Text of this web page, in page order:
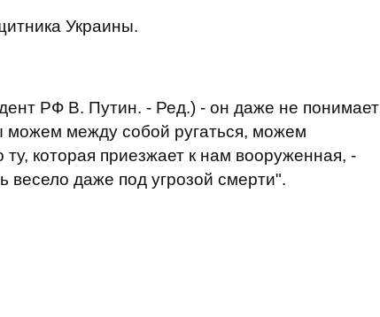
Украины.
РФ В. Путин. - Ред.) - он даже не понимает
можем между собой ругаться, можем
которая приезжает к нам вооруженная, -
даже под угрозой смерти".